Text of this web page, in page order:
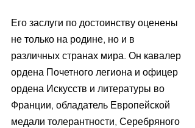
Его заслуги по достоинству оценены
не только на родине, но и в
различных странах мира. Он кавалер
ордена Почетного легиона и офицер
ордена Искусств и литературы во
Франции, обладатель Европейской
медали толерантности, Серебряного